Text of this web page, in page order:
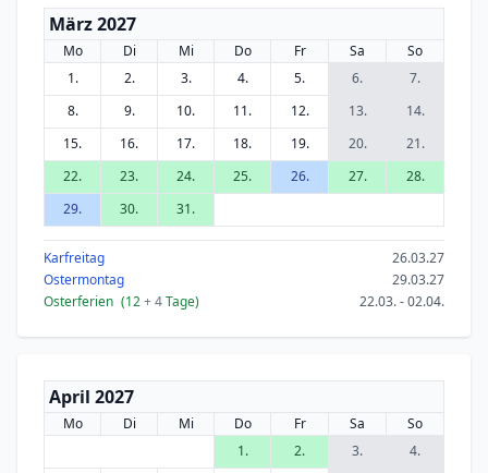
März 2027
Mo Di Mi Do Fr Sa
So
1.
2. 3. 4. 5. 6.
7.
8.
9. 10. 11. 12. 13.
14.
15.
16. 17. 18. 19. 20.
21.
22.
23. 24. 25. 26. 27.
28.
29.
30. 31.
Karfreitag
26.03.27
Ostermontag
29.03.27
Osterferien (12+ 4Tage) 22.03. - 02.04.
April 2027
Mo Di Mi Do Fr Sa
So
1.
2. 3.
4.